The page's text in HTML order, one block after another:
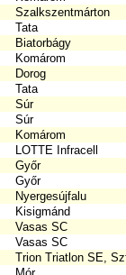
Szalkszentmárton
Tata
Biatorbágy
Komárom
Dorog
Tata
Súr
Súr
Komárom
LOTTE Infracell
Győr
Győr
Nyergesújfalu
Kisigmánd
Vasas SC
Vasas SC
Trion Triatlon SE,